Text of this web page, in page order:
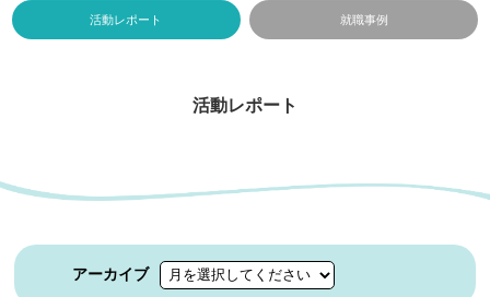
活動レポート 就職事例
活動レポート
アーカイブ